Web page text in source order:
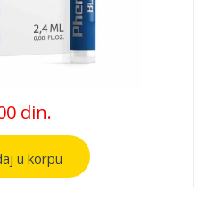
din.
u korpu